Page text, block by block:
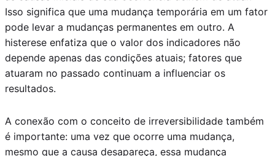
Isso significa que uma mudança temporária em um fator
pode levar a mudanças permanentes em outro. A
histerese enfatiza que o valor dos indicadores não
depende apenas das condições atuais; fatores que
atuaram no passado continuam a influenciar os
resultados.
A conexão com o conceito de irreversibilidade também
é importante: uma vez que ocorre uma mudança,
mesmo que a causa desapareça, essa mudança